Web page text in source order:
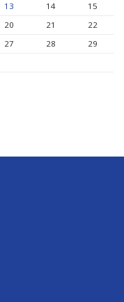
13 14
15
20 21
22
27 28
29